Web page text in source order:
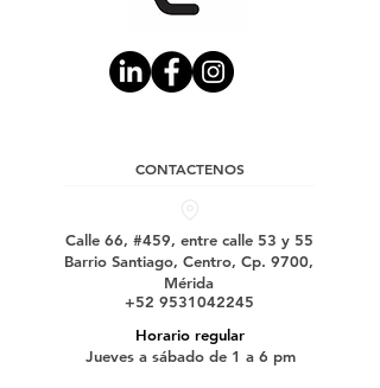
CONTACTENOS
Calle 66, #459, entre calle 53 y 55
Barrio Santiago, Centro, Cp. 9700,
Mérida
+52 9531042245
Horario regular
Jueves a sábado de 1 a 6 pm